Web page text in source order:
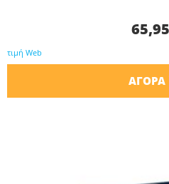
65,95
τιμή Web
ΑΓΟΡΆ